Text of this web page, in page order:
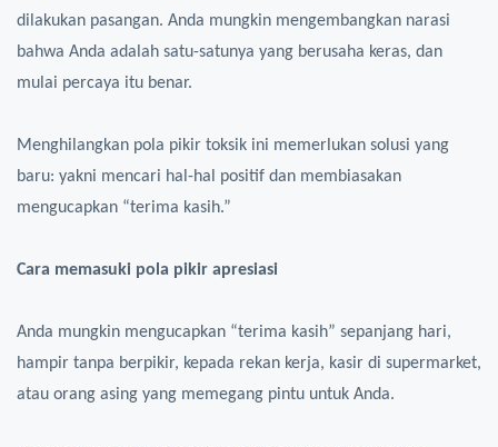
dilakukan pasangan. Anda mungkin mengembangkan narasi
bahwa Anda adalah satu-satunya yang berusaha keras, dan
mulai percaya itu benar.
Menghilangkan pola pikir toksik ini memerlukan solusi yang
baru: yakni mencari hal-hal positif dan membiasakan
mengucapkan “terima kasih.”
Cara memasuki pola pikir apresiasi
Anda mungkin mengucapkan “terima kasih” sepanjang hari,
hampir tanpa berpikir, kepada rekan kerja, kasir di supermarket,
atau orang asing yang memegang pintu untuk Anda.